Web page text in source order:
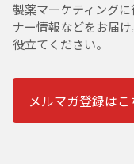
製薬マーケティング
ナー情報などをお届
役立てください。
メルマガ登録はこ